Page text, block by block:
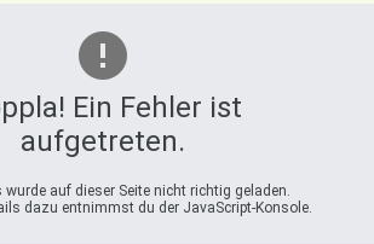
Ein Fehler ist
aufgetreten.
wurde auf dieser Seite nicht richtig geladen.
dazu entnimmst du der JavaScript-Konsole.